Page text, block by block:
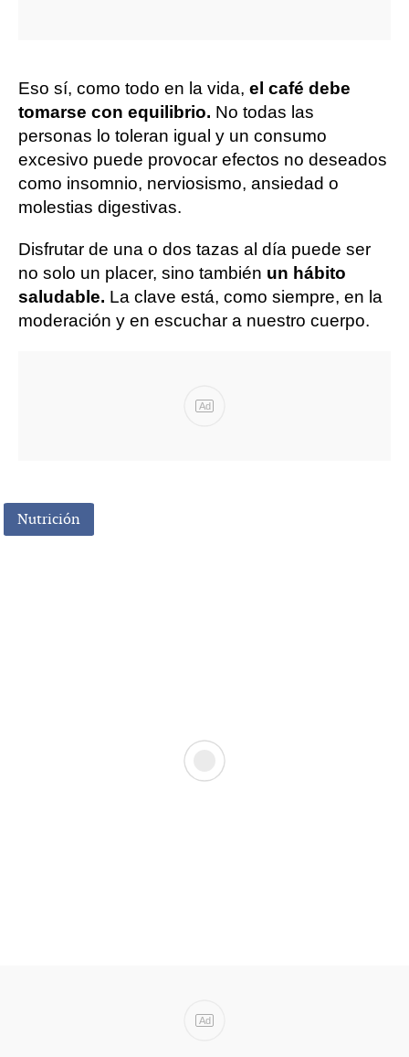
Eso sí, como todo en la vida, el café debe
tomarse con equilibrio. No todas las
personas lo toleran igual y un consumo
excesivo puede provocar efectos no deseados
como insomnio, nerviosismo, ansiedad o
molestias digestivas.
Disfrutar de una o dos tazas al día puede ser
no solo un placer, sino también un hábito
saludable. La clave está, como siempre, en la
moderación y en escuchar a nuestro cuerpo.
Ad
Nutrición
Ad